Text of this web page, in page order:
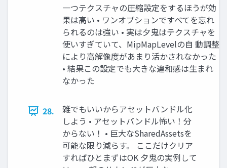
⼀つテクスチャの圧縮設定をするほうが効
果は⾼い • ワンオプションですべてを忘れ
られるのは強い • 実は⼣⻤はテクスチャを
使いすぎていて、MipMapLevelの⾃ 動調整
により⾼解像度があまり活かされなかった
• 結果この設定でも⼤きな違和感は⽣まれ
なかった
28.
雑でもいいからアセットバンドル化
しよう • アセットバンドル怖い！分
からない！ • 巨⼤なSharedAssetsを
可能な限り減らす。 ここだけクリア
すればひとまずはOK ⼣⻤の実例して